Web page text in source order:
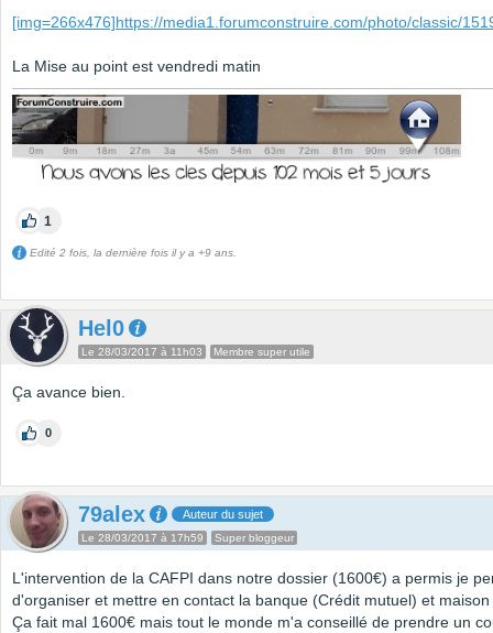
[img=266x476]https://media1.forumconstruire.com/photo/classic/
La Mise au point est vendredi matin
1
Edité 2 fois, la dernière fois il y a +9 ans.
Hel0
Le 28/03/2017 à 11h03 Membre super utile
Ça avance bien.
0
79alex Auteur du sujet
Le 28/03/2017 à 17h59 Super bloggeur
L'intervention de la CAFPI dans notre dossier (1600€) a permis je
d'organiser et mettre en contact la banque (Crédit mutuel) et
Ça fait mal 1600€ mais tout le monde m'a conseillé de prendre un